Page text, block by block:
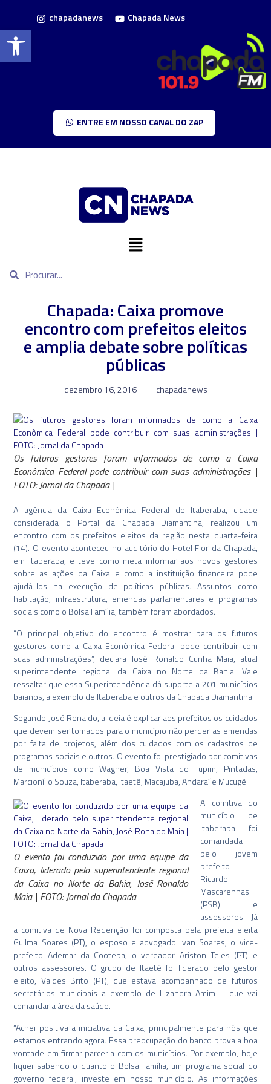
Barra de Ferramentas Aberta
chapadanews Chapada News
ENTRE EM NOSSO CANAL DO ZAP
Chapada: Caixa promove
encontro com prefeitos eleitos
e amplia debate sobre políticas
públicas
dezembro 16, 2016 chapadanews
Os futuros gestores foram informados de como a Caixa
Econômica Federal pode contribuir com suas administrações |
FOTO: Jornal da Chapada |
A agência da Caixa Econômica Federal de Itaberaba, cidade
considerada o Portal da Chapada Diamantina, realizou um
encontro com os prefeitos eleitos da região nesta quarta-feira
(14). O evento aconteceu no auditório do Hotel Flor da Chapada,
em Itaberaba, e teve como meta informar aos novos gestores
sobre as ações da Caixa e como a instituição financeira pode
ajudá-los na execução de políticas públicas. Assuntos como
habitação, infraestrutura, emendas parlamentares e programas
sociais como o Bolsa Família, também foram abordados.
“O principal objetivo do encontro é mostrar para os futuros
gestores como a Caixa Econômica Federal pode contribuir com
suas administrações”, declara José Ronaldo Cunha Maia, atual
superintendente regional da Caixa no Norte da Bahia. Vale
ressaltar que essa Superintendência dá suporte a 201 municípios
baianos, a exemplo de Itaberaba e outros da Chapada Diamantina.
Segundo José Ronaldo, a ideia é explicar aos prefeitos os cuidados
que devem ser tomados para o município não perder as emendas
por falta de projetos, além dos cuidados com os cadastros de
programas sociais e outros. O evento foi prestigiado por comitivas
de municípios como Wagner, Boa Vista do Tupim, Pintadas,
Marcionílio Souza, Itaberaba, Itaetê, Macajuba, Andaraí e Mucugê.
O evento foi conduzido por uma equipe da
Caixa, liderado pelo superintendente regional
da Caixa no Norte da Bahia, José Ronaldo
Maia | FOTO: Jornal da Chapada
A comitiva do
município de
Itaberaba foi
comandada
pelo jovem
prefeito
Ricardo
Mascarenhas
(PSB) e
assessores. Já
a comitiva de Nova Redenção foi composta pela prefeita eleita
Guilma Soares (PT), o esposo e advogado Ivan Soares, o vice-
prefeito Ademar da Cooteba, o vereador Ariston Teles (PT) e
outros assessores. O grupo de Itaetê foi liderado pelo gestor
eleito, Valdes Brito (PT), que estava acompanhado de futuros
secretários municipais a exemplo de Lizandra Amim – que vai
comandar a área da saúde.
“Achei positiva a iniciativa da Caixa, principalmente para nós que
estamos entrando agora. Essa preocupação do banco prova a boa
vontade em firmar parceria com os municípios. Por exemplo, hoje
fiquei sabendo o quanto o Bolsa Família, um programa social do
governo federal, investe em nosso município. As informações